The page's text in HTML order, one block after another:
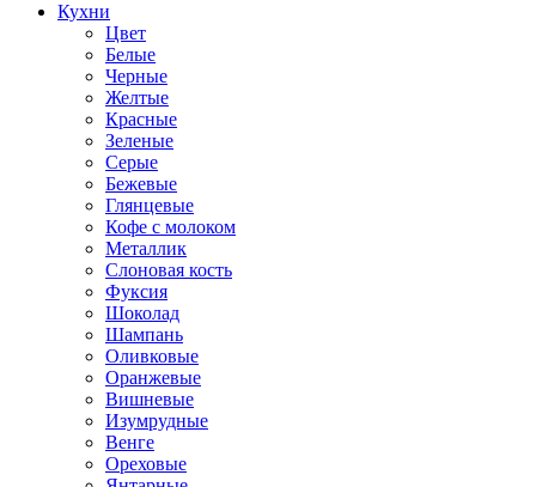
Кухни
Цвет
Белые
Черные
Желтые
Красные
Зеленые
Серые
Бежевые
Глянцевые
Кофе с молоком
Металлик
Слоновая кость
Фуксия
Шоколад
Шампань
Оливковые
Оранжевые
Вишневые
Изумрудные
Венге
Ореховые